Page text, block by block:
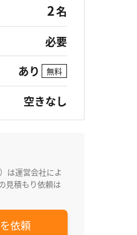
2名
必要
あり 無料
空きなし
は運営会社によ
見積もり依頼は
依頼